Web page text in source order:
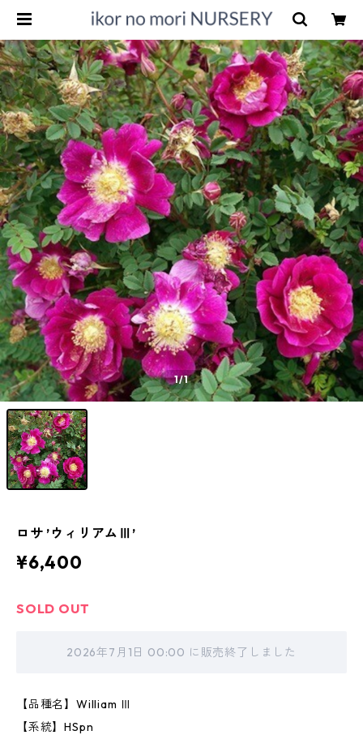
1/1
ロサ ’ウィリアムⅢ’
¥6,400
SOLD OUT
2026年7月1日 00:00 に販売終了しました
【品種名】William Ⅲ
【系統】HSpn